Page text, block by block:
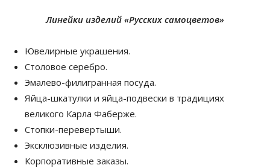
Линейки изделий «Русских самоцветов»
Ювелирные украшения.
Столовое серебро.
Эмалево-филигранная посуда.
Яйца-шкатулки и яйца-подвески в традициях
великого Карла Фаберже.
Стопки-перевертыши.
Эксклюзивные изделия.
Корпоративные заказы.